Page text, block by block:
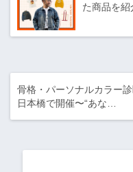
た商品を
骨格・パーソナルカラー
日本橋で開催〜“あな…